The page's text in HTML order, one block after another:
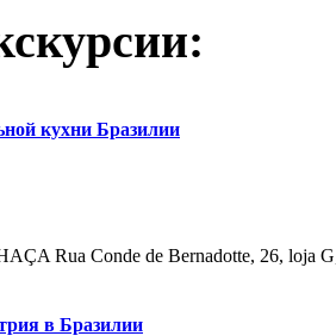
кухни Бразилии
Rua Conde de Bernadotte, 26, loja
в Бразилии